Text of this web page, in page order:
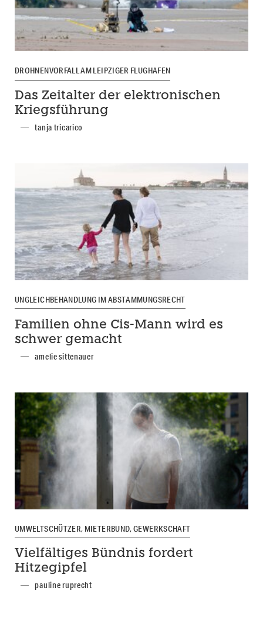
DROHNENVORFALL AM LEIPZIGER FLUGHAFEN
Das Zeitalter der elektronischen
Kriegsführung
tanja tricarico
UNGLEICHBEHANDLUNG IM ABSTAMMUNGSRECHT
Familien ohne Cis-Mann wird es
schwer gemacht
amelie sittenauer
UMWELTSCHÜTZER, MIETERBUND, GEWERKSCHAFT
Vielfältiges Bündnis fordert
Hitzegipfel
pauline ruprecht